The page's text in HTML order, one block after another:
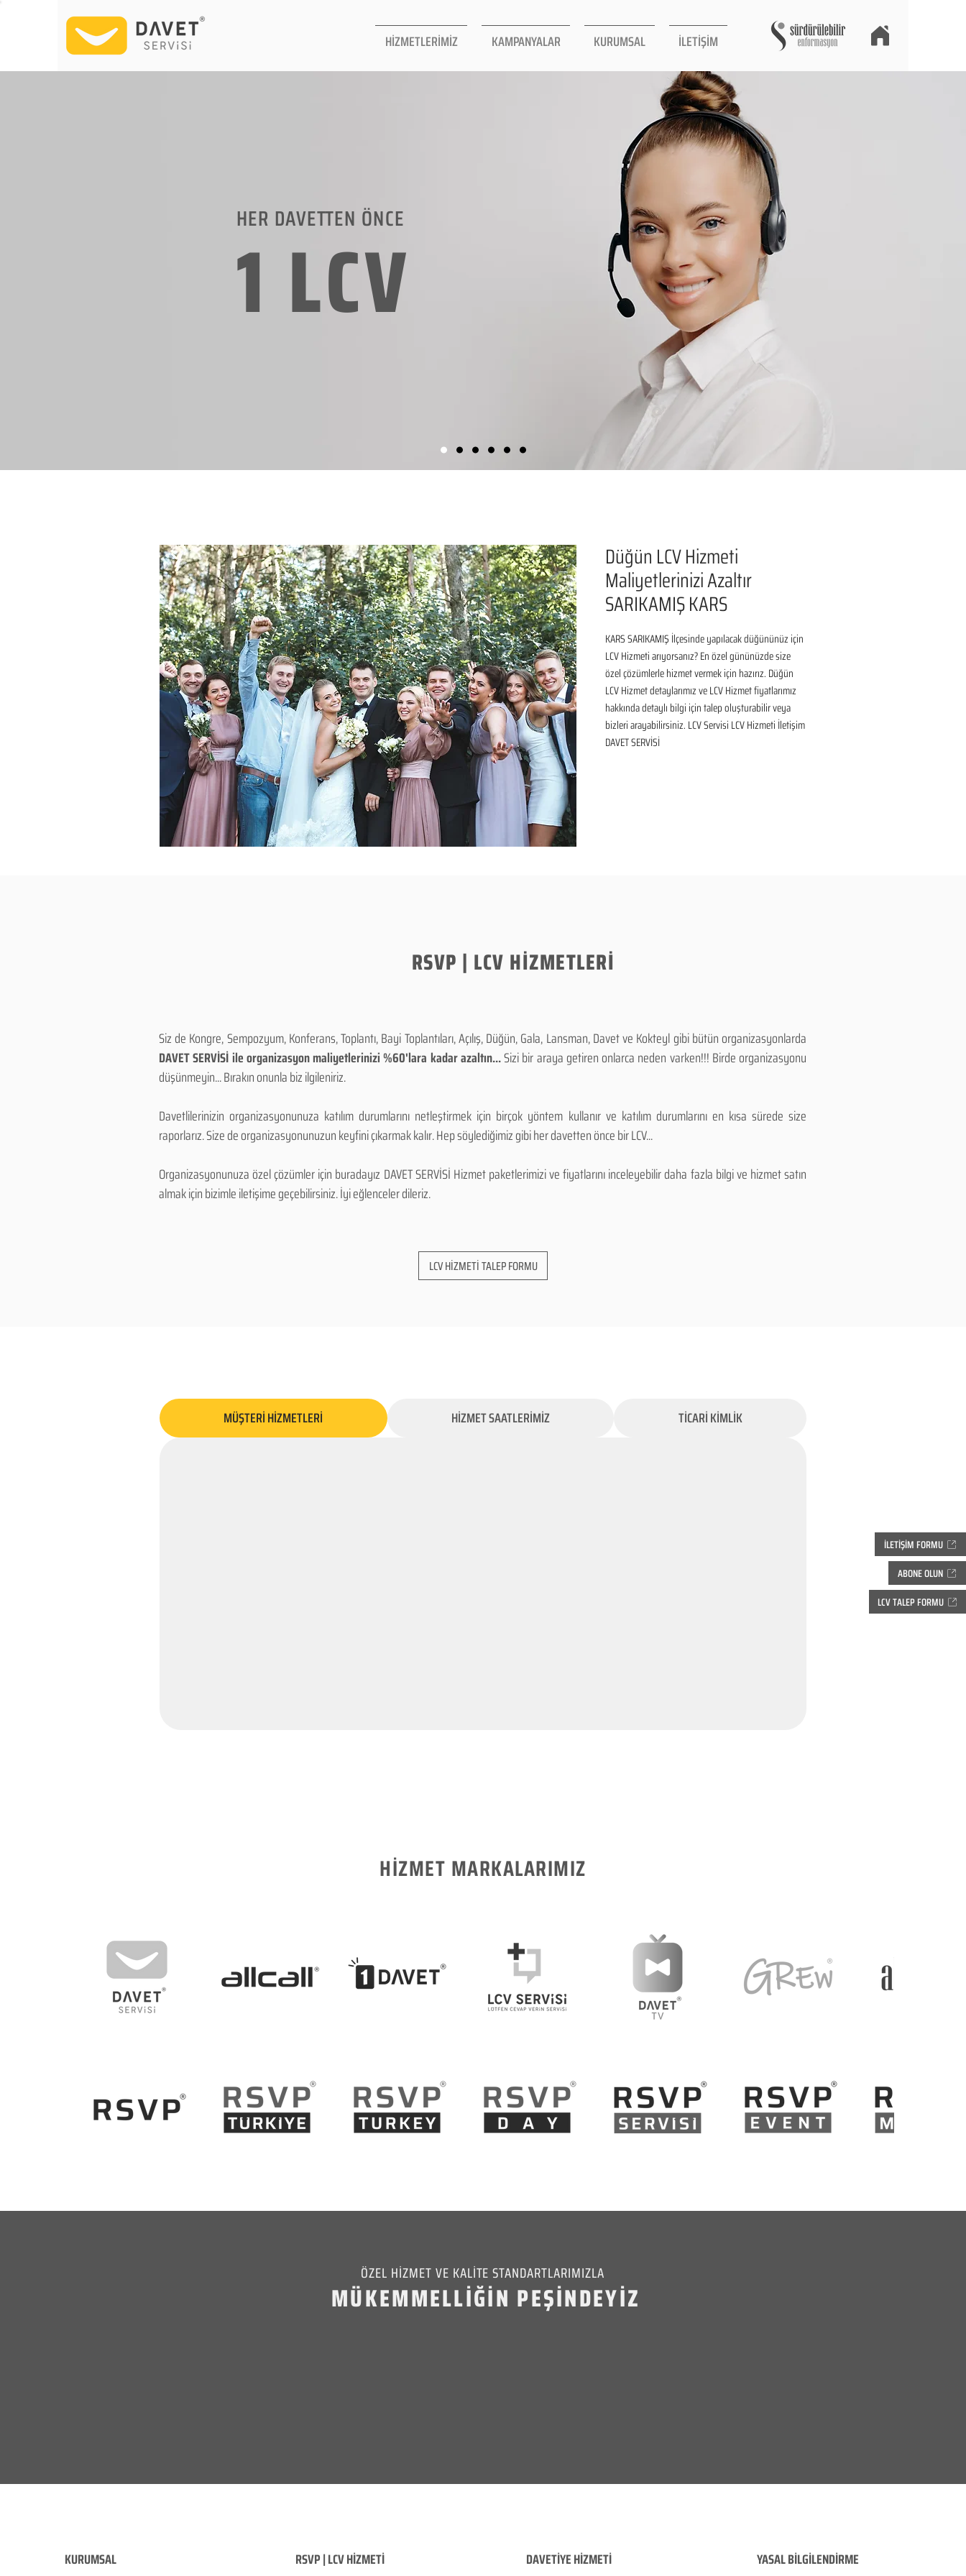
HİZMETLERİMİZ KAMPANYALAR KURUMSAL İLETİŞİM
ABONE OLUN
LCV TALEP FORMU
İLETİŞİM FORMU
HER DAVETTEN ÖNCE
1 LCV
Düğün LCV Hizmeti
Maliyetlerinizi Azaltır
SARIKAMIŞ KARS
KARS SARIKAMIŞ İlçesinde yapılacak düğününüz için
LCV Hizmeti arıyorsanız? En özel gününüzde size
özel çözümlerle hizmet vermek için hazırız. Düğün
LCV Hizmet detaylarımız ve LCV Hizmet fiyatlarımız
hakkında detaylı bilgi için talep oluşturabilir veya
bizleri arayabilirsiniz. LCV Servisi LCV Hizmeti İletişim
DAVET SERVİSİ
RSVP | LCV HİZMETLERİ
Siz de Kongre, Sempozyum, Konferans, Toplantı, Bayi Toplantıları, Açılış, Düğün, Gala, Lansman, Davet ve Kokteyl gibi bütün organizasyonlarda
DAVET SERVİSİ ile organizasyon maliyetlerinizi %60'lara kadar azaltın...Sizi bir araya getiren onlarca neden varken!!! Birde organizasyonu
düşünmeyin... Bırakın onunla biz ilgileniriz.
Davetlilerinizin organizasyonunuza katılım durumlarını netleştirmek için birçok yöntem kullanır ve katılım durumlarını en kısa sürede size
raporlarız. Size de organizasyonunuzun keyfini çıkarmak kalır. Hep söylediğimiz gibi her davetten önce bir LCV...
Organizasyonunuza özel çözümler için buradayız DAVET SERVİSİ Hizmet paketlerimizi ve fiyatlarını inceleyebilir daha fazla bilgi ve hizmet satın
almak için bizimle iletişime geçebilirsiniz. İyi eğlenceler dileriz.
LCV HİZMETİ TALEP FORMU
MÜŞTERİ HİZMETLERİ HİZMET SAATLERİMİZ TİCARİ KİMLİK
HİZMET MARKALARIMIZ
ÖZEL HİZMET VE KALİTE STANDARTLARIMIZLA
MÜKEMMELLİĞİN PEŞİNDEYİZ
KURUMSAL RSVP | LCV HİZMETİ DAVETİYE HİZMETİ YASAL BİLGİLENDİRME